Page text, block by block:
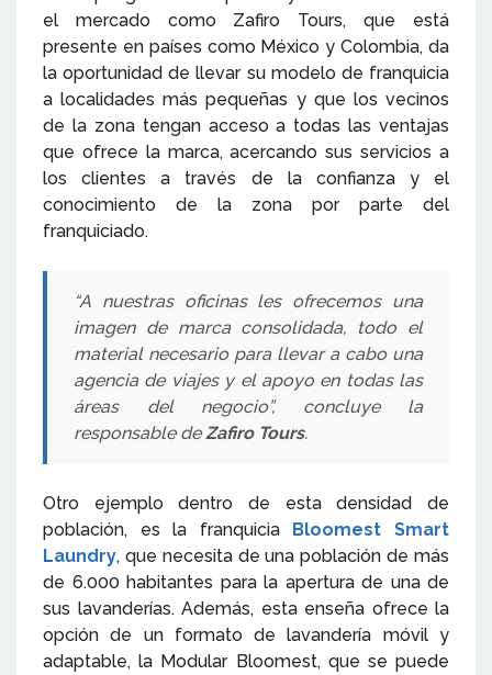
el mercado como Zafiro Tours, que está
presente en países como México y Colombia, da
la oportunidad de llevar su modelo de franquicia
a localidades más pequeñas y que los vecinos
de la zona tengan acceso a todas las ventajas
que ofrece la marca, acercando sus servicios a
los clientes a través de la confianza y el
conocimiento de la zona por parte del
franquiciado.
“A nuestras oficinas les ofrecemos una
imagen de marca consolidada, todo el
material necesario para llevar a cabo una
agencia de viajes y el apoyo en todas las
áreas del negocio”, concluye la
responsable deZafiro Tours.
Otro ejemplo dentro de esta densidad de
población, es la franquicia Bloomest Smart
Laundry, que necesita de una población de más
de 6.000 habitantes para la apertura de una de
sus lavanderías. Además, esta enseña ofrece la
opción de un formato de lavandería móvil y
adaptable, la Modular Bloomest, que se puede